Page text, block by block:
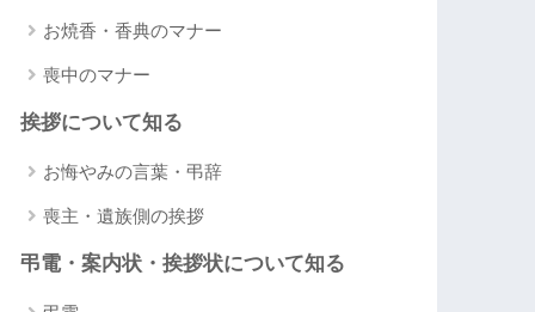
お焼香・香典のマナー
喪中のマナー
挨拶について知る
お悔やみの言葉・弔辞
喪主・遺族側の挨拶
弔電・案内状・挨拶状について知る